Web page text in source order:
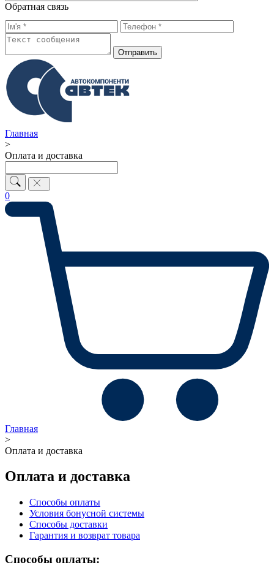
Обратная связь
Отправить
Главная
>
Оплата и доставка
0
Главная
>
Оплата и доставка
Оплата и доставка
Способы оплаты
Условия бонусной системы
Способы доставки
Гарантия и возврат товара
Способы оплаты: